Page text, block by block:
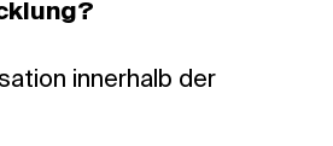
innerhalb der